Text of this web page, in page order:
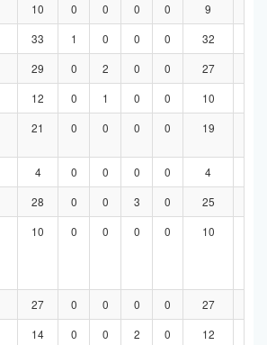
10 0 0 0 0 9
33 1 0 0 0 32
29 0 2 0 0 27
12 0 1 0 0 10
21 0 0 0 0 19
4 0 0 0 0 4
28 0 0 3 0 25
10 0 0 0 0 10
27 0 0 0 0 27
14 0 0 2 0 12